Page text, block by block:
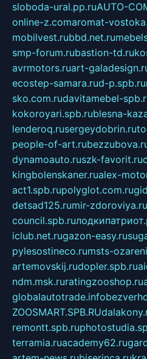
sloboda-ural.pp.ruAUTO-
online-z.comaromat-
mobilvest.rubbd.net.ru
smp-forum.rubastion-td.ru
avrmotors.ruart-
ecostep-samara.rud-p.spb.ru
sko.com.rudavitamebel-
kokoroyari.spb.rublesna-
lenderoq.rusergeydobrin.ru
people-of-art.ru
dynamoauto.ruszk-favorit.ru
kingbolenskaner.rualex-
act1.spb.rupolyglot.com.ru
detsad125.rumir-zdoroviya.ru
council.spb.ru
iclub.net.rugazon-easy.ru
pylesostineco.rumsts-
artemovskij.rudopler.spb.ru
ndm.msk.ruratingzooshop.ru
globalautotrade.info
ZOOSMART.SPB.RU
remontt.spb.ru
terramia.ruacademy62.ru